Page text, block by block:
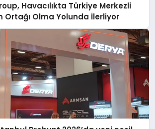
Havacılıkta Türkiye Merkezli
Ortağı Olma Yolunda İlerliyor